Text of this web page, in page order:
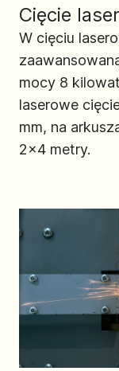
Cięcie
W cięciu
mocy 8
laserowe
mm, na
2x4 metry.